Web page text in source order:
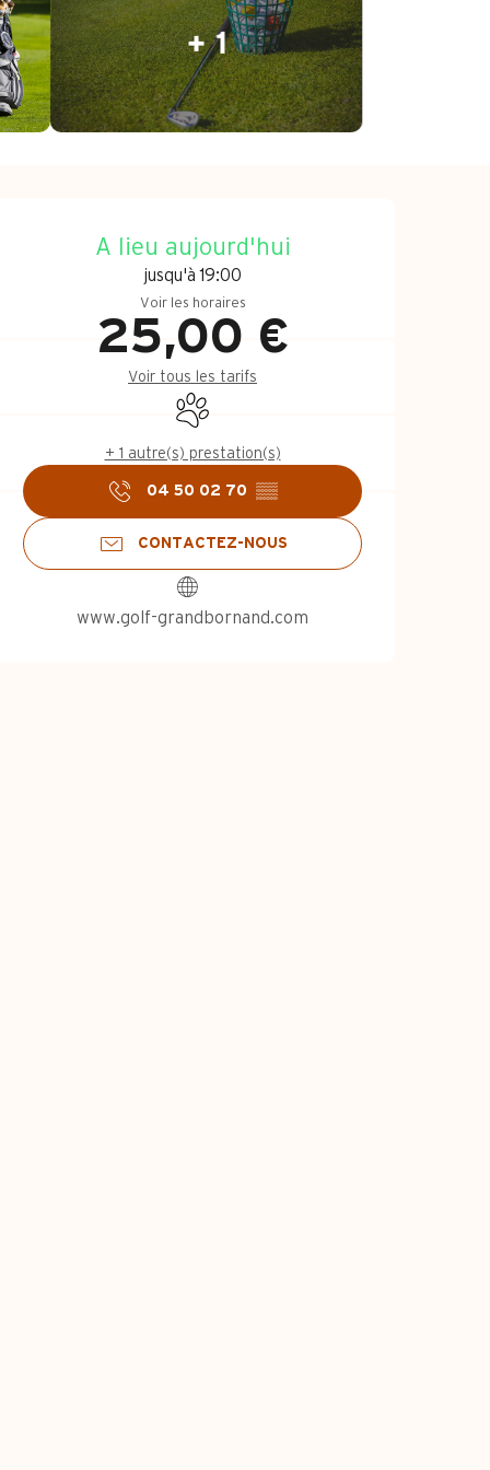
+ 1
Ouverture et
A lieu aujourd'hui
jusqu'à 19:00
Voir les horaires
25,00 €
Voir tous les tarifs
Animaux acceptés
+ 1 autre(s) prestation(s)
04 50 02 70 ▒▒
CONTACTEZ-NOUS
www.golf-grandbornand.com